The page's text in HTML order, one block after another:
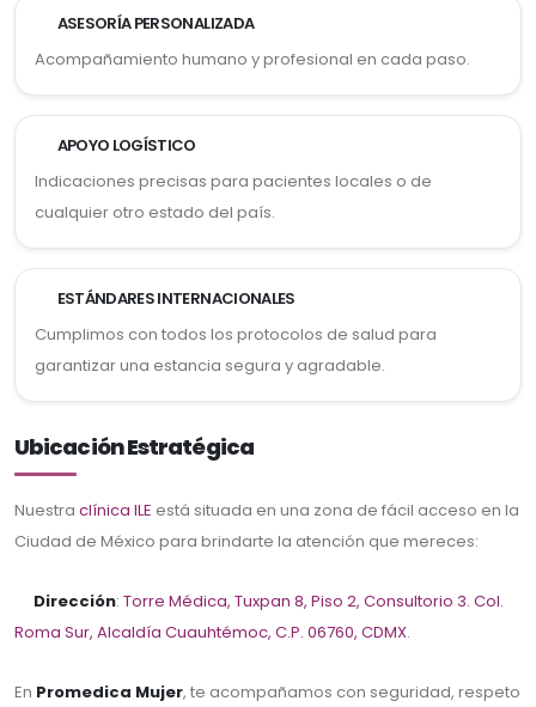
ASESORÍA PERSONALIZADA
Acompañamiento humano y profesional en cada paso.
APOYO LOGÍSTICO
Indicaciones precisas para pacientes locales o de
cualquier otro estado del país.
ESTÁNDARES INTERNACIONALES
Cumplimos con todos los protocolos de salud para
garantizar una estancia segura y agradable.
Ubicación Estratégica
Nuestra clínica ILE está situada en una zona de fácil acceso en la
Ciudad de México para brindarte la atención que mereces:
Dirección:Torre Médica, Tuxpan 8, Piso 2, Consultorio 3. Col.
Roma Sur, Alcaldía Cuauhtémoc, C.P. 06760, CDMX.
En Promedica Mujer, te acompañamos con seguridad, respeto